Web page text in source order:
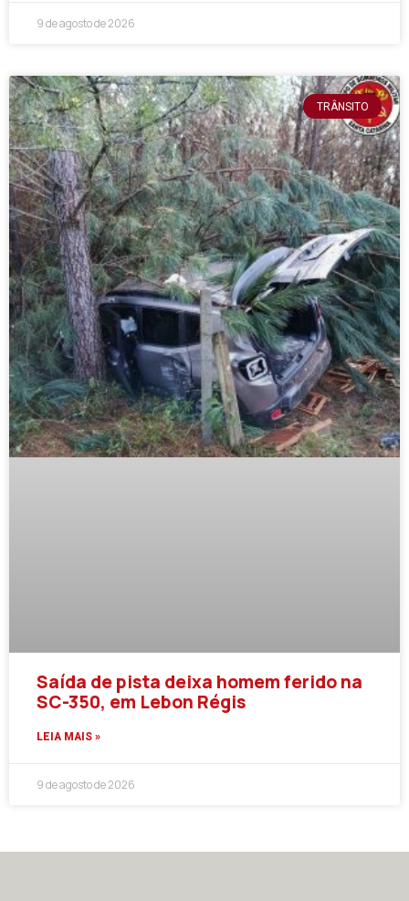
9 de agosto de 2026
TRÂNSITO
Saída de pista deixa homem ferido na
SC-350, em Lebon Régis
LEIA MAIS »
9 de agosto de 2026